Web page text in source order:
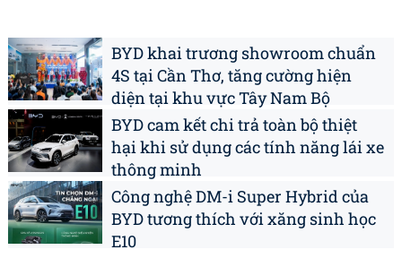
BYD khai trương showroom chuẩn
4S tại Cần Thơ, tăng cường hiện
diện tại khu vực Tây Nam Bộ
BYD cam kết chi trả toàn bộ thiệt
hại khi sử dụng các tính năng lái xe
thông minh
Công nghệ DM-i Super Hybrid của
BYD tương thích với xăng sinh học
E10